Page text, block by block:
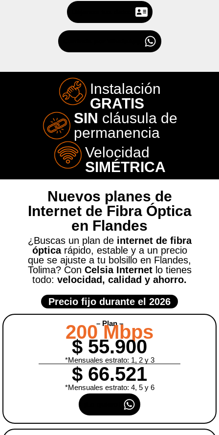
Instalación
GRATIS
SIN cláusula de
permanencia
Velocidad
SIMÉTRICA
Nuevos planes de
Internet de Fibra Óptica
en Flandes
¿Buscas un plan de internet de fibra
ópticarápido, estable y a un precio
que se ajuste a tu bolsillo en Flandes,
Tolima? Con Celsia Internetlo tienes
todo: velocidad, calidad y ahorro.
Precio fijo durante el 2026
– Plan –
200 Mbps
$ 55.900
*Mensuales estrato: 1, 2 y 3
$ 66.521
*Mensuales estrato: 4, 5 y 6